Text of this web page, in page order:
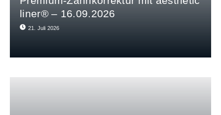
liner® – 16.09.2026
21. Juli 2026